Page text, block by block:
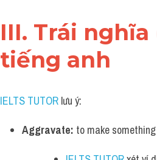
III. Trái
tiếng anh
IELTS TUTOR lưu ý:
Aggravate: to make